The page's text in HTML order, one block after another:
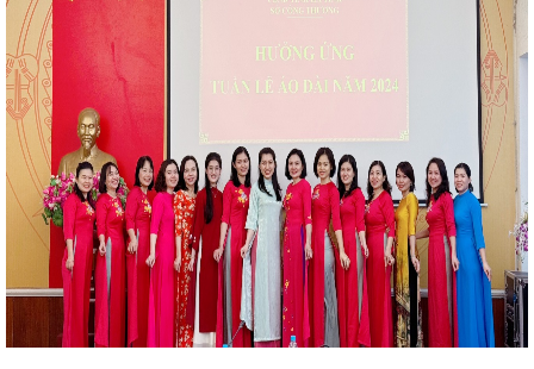
Lễ Kỷ niệm 260 năm Ngày sinh
Hà Tĩnh tổ chức chương trình
mình” nhân ngày Phụ nữ Việt
và trưởng thành của Quân đội Nhân
quả hoạt động quý I, triển khai
năm 2024
NĂM 2024
Phấn đấu chỉ số
năm 2026
CHÀO MỪNG 74
THƯƠNG (14/5/1951 – 14/5/2025)
làm để cải cách tiền lương từ 1/7
nữ Việt Nam 20/10 tại các CĐCS
nhãn hiệu sản phẩm công nghiệp
sách về phát triển công nghiệp
thương với trang thiết bị hiện đại
Quốc hội về dự thảo Luật Điện
Bí thư Tô Lâm tại Hội nghị toàn